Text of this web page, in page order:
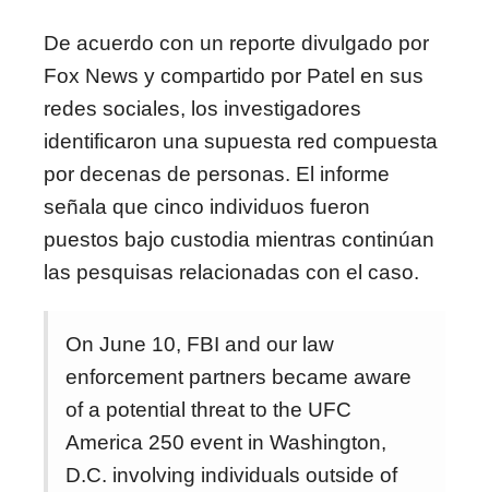
De acuerdo con un reporte divulgado por
Fox News y compartido por Patel en sus
redes sociales, los investigadores
identificaron una supuesta red compuesta
por decenas de personas. El informe
señala que cinco individuos fueron
puestos bajo custodia mientras continúan
las pesquisas relacionadas con el caso.
On June 10, FBI and our law
enforcement partners became aware
of a potential threat to the UFC
America 250 event in Washington,
D.C. involving individuals outside of